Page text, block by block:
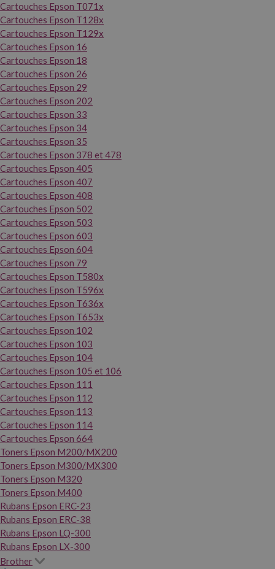
Cartouches Epson T071x
Cartouches Epson T128x
Cartouches Epson T129x
Cartouches Epson 16
Cartouches Epson 18
Cartouches Epson 26
Cartouches Epson 29
Cartouches Epson 202
Cartouches Epson 33
Cartouches Epson 34
Cartouches Epson 35
Cartouches Epson 378 et 478
Cartouches Epson 405
Cartouches Epson 407
Cartouches Epson 408
Cartouches Epson 502
Cartouches Epson 503
Cartouches Epson 603
Cartouches Epson 604
Cartouches Epson 79
Cartouches Epson T580x
Cartouches Epson T596x
Cartouches Epson T636x
Cartouches Epson T653x
Cartouches Epson 102
Cartouches Epson 103
Cartouches Epson 104
Cartouches Epson 105 et 106
Cartouches Epson 111
Cartouches Epson 112
Cartouches Epson 113
Cartouches Epson 114
Cartouches Epson 664
Toners Epson M200/MX200
Toners Epson M300/MX300
Toners Epson M320
Toners Epson M400
Rubans Epson ERC-23
Rubans Epson ERC-38
Rubans Epson LQ-300
Rubans Epson LX-300
Brother